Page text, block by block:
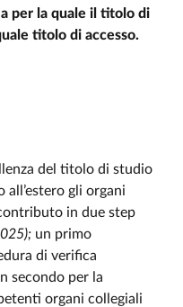
per la quale il titolo di
titolo di accesso.
del titolo di studio
gli organi
in due step
un primo
di verifica
secondo per la
organi collegiali